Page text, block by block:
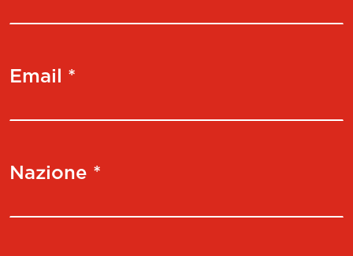
Email *
Nazione *